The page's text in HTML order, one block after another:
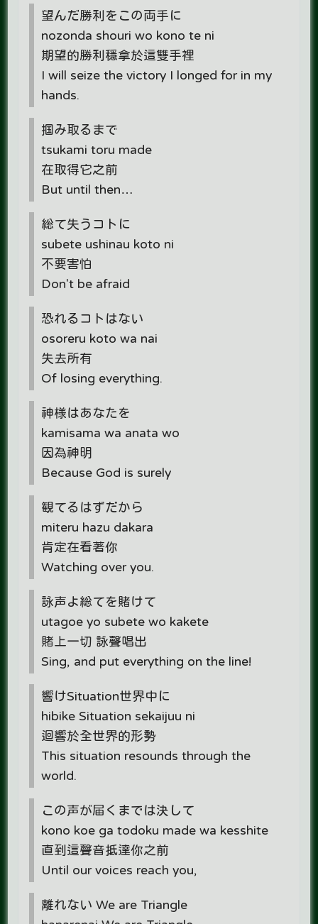
望んだ勝利をこの両手に
nozonda shouri wo kono te ni
期望的勝利穩拿於這雙手裡
I will seize the victory I longed for in my
hands.
掴み取るまで
tsukami toru made
在取得它之前
But until then…
総て失うコトに
subete ushinau koto ni
不要害怕
Don't be afraid
恐れるコトはない
osoreru koto wa nai
失去所有
Of losing everything.
神様はあなたを
kamisama wa anata wo
因為神明
Because God is surely
観てるはずだから
miteru hazu dakara
肯定在看著你
Watching over you.
詠声よ総てを賭けて
utagoe yo subete wo kakete
賭上一切 詠聲唱出
Sing, and put everything on the line!
響けSituation世界中に
hibike Situation sekaijuu ni
迴響於全世界的形勢
This situation resounds through the
world.
この声が届くまでは決して
kono koe ga todoku made wa kesshite
直到這聲音抵達你之前
Until our voices reach you,
離れない We are Triangle